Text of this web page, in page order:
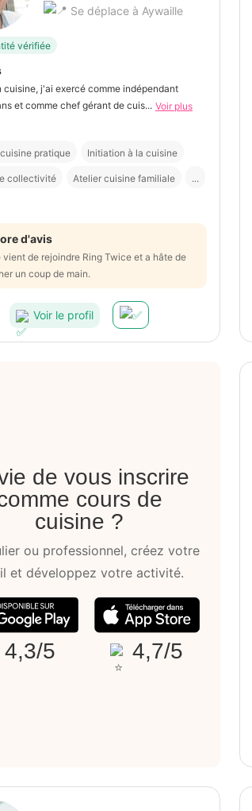
Se déplace à Aywaille
vérifiée
cuisine, j'ai exercé comme indépendant
et comme chef gérant de cuis... Voir plus
pratique Initiation à la cuisine
collectivité Atelier cuisine familiale ...
d'avis
vient de rejoindre Ring Twice et a hâte de
un coup de main.
Voir le profil
de vous inscrire
cours de
cuisine ?
ou professionnel, créez votre
et développez votre activité.
4,3/5 4,7/5